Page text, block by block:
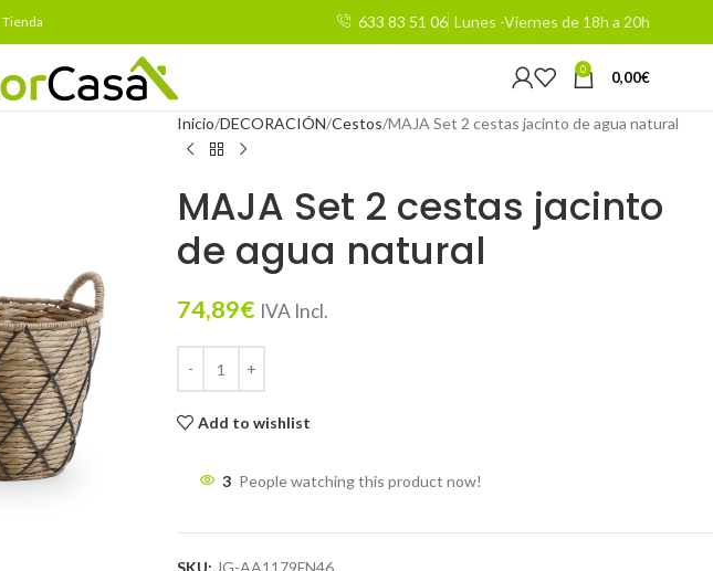
Tienda 633 83 51 06 Lunes -Viernes de 18h a 20h
0 0,00€
Inicio DECORACIÓN Cestos MAJA Set 2 cestas jacinto de agua natural
MAJA Set 2 cestas jacinto
de agua natural
74,89€ IVA Incl.
Add to wishlist
3 People watching this product now!
SKU: JG-AA1179FN46